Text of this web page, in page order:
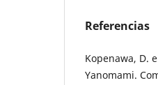
Referencias
Kopenawa, D.
Yanomami.